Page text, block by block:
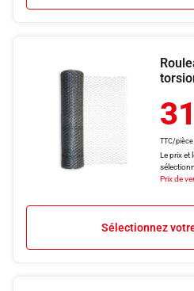
31
TTC/pièce
Le prix et
Prix de
Sélectionnez